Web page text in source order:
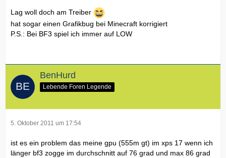
Lag woll doch am Treiber
hat sogar einen Grafikbug bei Minecraft korrigiert
P.S.: Bei BF3 spiel ich immer auf LOW
BenHurd
Lebende Foren Legende
5. Oktober 2011 um 17:54
ist es ein problem das meine gpu (555m gt) im xps 17 wenn ich
länger bf3 zogge im durchschnitt auf 76 grad und max 86 grad